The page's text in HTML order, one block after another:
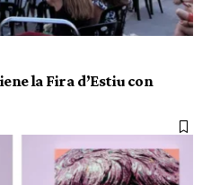
la Fira d’Estiu con